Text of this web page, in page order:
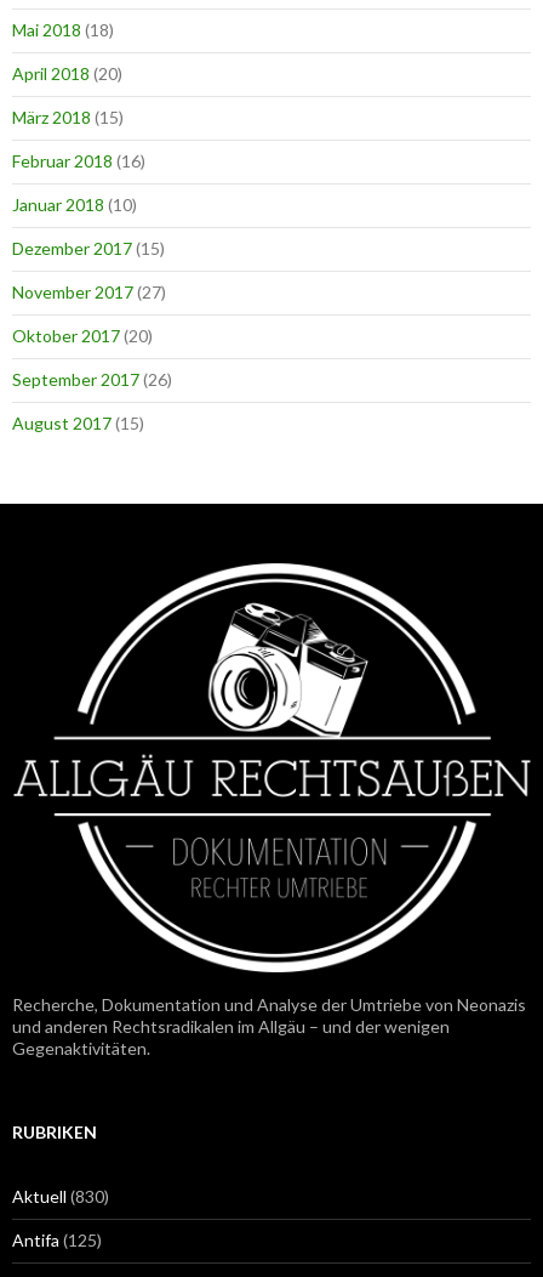
Mai 2018 (18)
April 2018 (20)
März 2018 (15)
Februar 2018 (16)
Januar 2018 (10)
Dezember 2017(15)
November 2017(27)
Oktober 2017(20)
September 2017(26)
August 2017(15)
Recherche, Dokumentation und Analyse der Umtriebe von Neonazis
und anderen Rechtsradikalen im Allgäu – und der wenigen
Gegenaktivitäten.
RUBRIKEN
Aktuell (830)
Antifa (125)